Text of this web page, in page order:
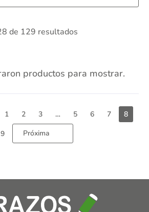
de 129 resultados
productos para mostrar.
1 2 3 … 5 6 7
8
9
Próxima